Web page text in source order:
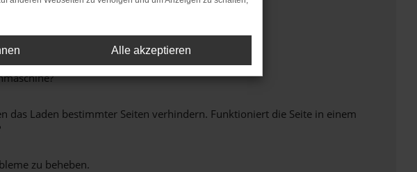
das Laden bestimmter Seiten verhindern. Funktioniert die Seite in einem
zu beheben.
Alle akzeptieren